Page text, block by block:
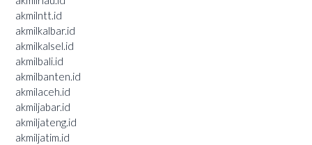
akmilntt.id
akmilkalbar.id
akmilkalsel.id
akmilbali.id
akmilbanten.id
akmilaceh.id
akmiljabar.id
akmiljateng.id
akmiljatim.id